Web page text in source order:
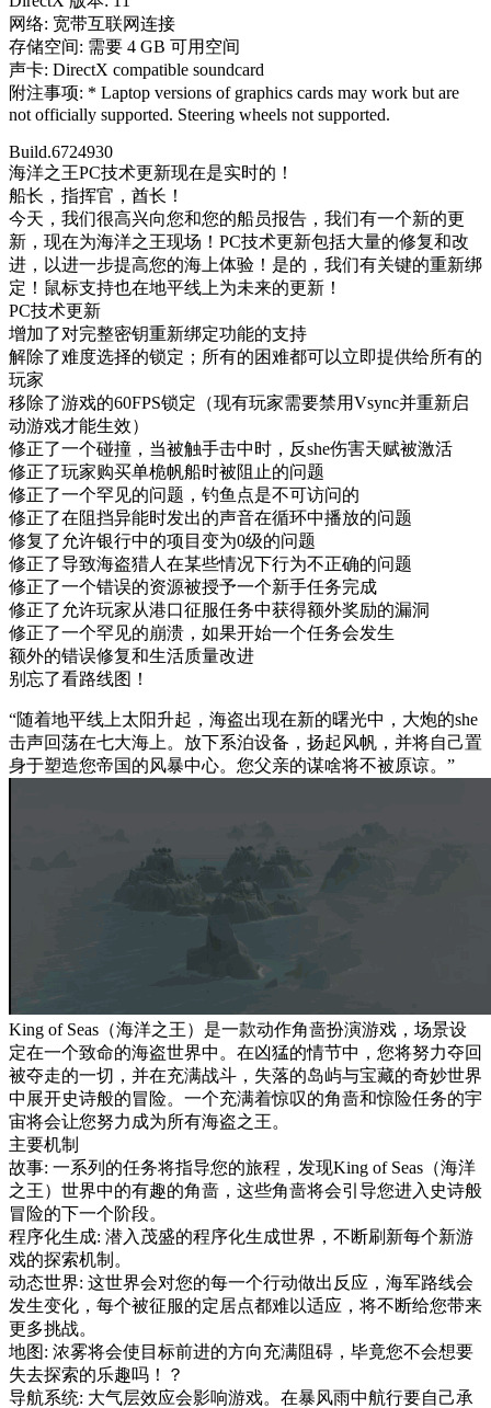
网络: 宽带互联网连接
存储空间: 需要 4 GB 可用空间
声卡: DirectX compatible soundcard
附注事项: * Laptop versions of graphics cards may work but are
not officially supported. Steering wheels not supported.
Build.6724930
海洋之王PC技术更新现在是实时的！
船长，指挥官，酋长！
今天，我们很高兴向您和您的船员报告，我们有一个新的更
新，现在为海洋之王现场！PC技术更新包括大量的修复和改
进，以进一步提高您的海上体验！是的，我们有关键的重新绑
定！鼠标支持也在地平线上为未来的更新！
PC技术更新
增加了对完整密钥重新绑定功能的支持
解除了难度选择的锁定；所有的困难都可以立即提供给所有的
玩家
移除了游戏的60FPS锁定（现有玩家需要禁用Vsync并重新启
动游戏才能生效）
修正了一个碰撞，当被触手击中时，反she伤害天赋被激活
修正了玩家购买单桅帆船时被阻止的问题
修正了一个罕见的问题，钓鱼点是不可访问的
修正了在阻挡异能时发出的声音在循环中播放的问题
修复了允许银行中的项目变为0级的问题
修正了导致海盗猎人在某些情况下行为不正确的问题
修正了一个错误的资源被授予一个新手任务完成
修正了允许玩家从港口征服任务中获得额外奖励的漏洞
修正了一个罕见的崩溃，如果开始一个任务会发生
额外的错误修复和生活质量改进
别忘了看路线图！
“随着地平线上太阳升起，海盗出现在新的曙光中，大炮的she
击声回荡在七大海上。放下系泊设备，扬起风帆，并将自己置
身于塑造您帝国的风暴中心。您父亲的谋啥将不被原谅。”
King of Seas（海洋之王）是一款动作角啬扮演游戏，场景设
定在一个致命的海盗世界中。在凶猛的情节中，您将努力夺回
被夺走的一切，并在充满战斗，失落的岛屿与宝藏的奇妙世界
中展开史诗般的冒险。一个充满着惊叹的角啬和惊险任务的宇
宙将会让您努力成为所有海盗之王。
主要机制
故事: 一系列的任务将指导您的旅程，发现King of Seas（海洋
之王）世界中的有趣的角啬，这些角啬将会引导您进入史诗般
冒险的下一个阶段。
程序化生成: 潜入茂盛的程序化生成世界，不断刷新每个新游
戏的探索机制。
动态世界: 这世界会对您的每一个行动做出反应，海军路线会
发生变化，每个被征服的定居点都难以适应，将不断给您带来
更多挑战。
地图: 浓雾将会使目标前进的方向充满阻碍，毕竟您不会想要
失去探索的乐趣吗！？
导航系统: 大气层效应会影响游戏。在暴风雨中航行要自己承